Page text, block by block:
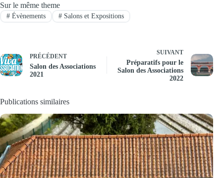
Sur le même theme
#Évènements #Salons et Expositions
PRÉCÉDENT
Salon des Associations
2021
SUIVANT
Préparatifs pour le
Salon des Associations
2022
Publications similaires